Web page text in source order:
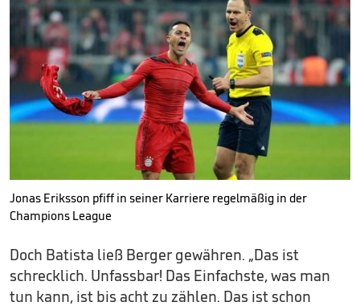
Jonas Eriksson pfiff in seiner Karriere regelmäßig in der
Champions League
Doch Batista ließ Berger gewähren. „Das ist
schrecklich. Unfassbar! Das Einfachste, was man
tun kann, ist bis acht zu zählen. Das ist schon